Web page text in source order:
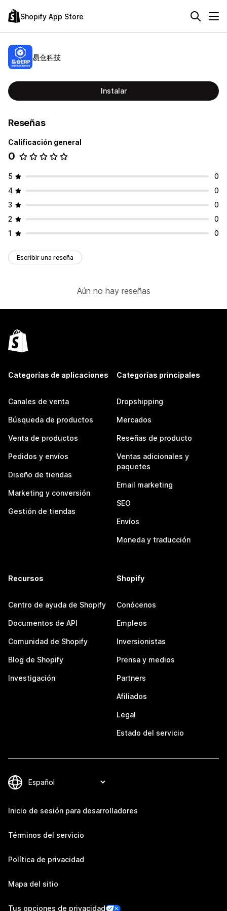
Shopify App Store
易仓科技
Instalar
Reseñas
Calificación general
0
5
0
4
0
3
0
2
0
1
0
Escribir una reseña
Aún no hay reseñas
Categorías de aplicaciones
Canales de venta
Búsqueda de productos
Venta de productos
Pedidos y envíos
Diseño de tiendas
Marketing y conversión
Gestión de tiendas
Categorías principales
Dropshipping
Mercados
Reseñas de producto
Ventas adicionales y
paquetes
Email marketing
SEO
Envíos
Moneda y traducción
Recursos
Centro de ayuda de Shopify
Documentos de API
Comunidad de Shopify
Blog de Shopify
Investigación
Shopify
Conócenos
Empleos
Inversionistas
Prensa y medios
Partners
Afiliados
Legal
Estado del servicio
Inicio de sesión para desarrolladores
Términos del servicio
Política de privacidad
Mapa del sitio
Tus opciones de privacidad